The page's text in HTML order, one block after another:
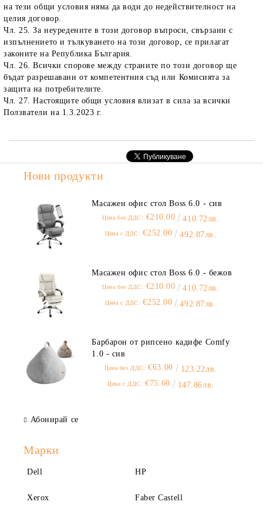
на тези общи условия няма да води до недействителност на
целия договор.
Чл. 25. За неуредените в този договор въпроси, свързани с
изпълнението и тълкуването на този договор, се прилагат
законите на Република България.
Чл. 26. Всички спорове между страните по този договор ще
бъдат разрешавани от компетентния съд или Комисията за
защита на потребителите.
Чл. 27. Настоящите общи условия влизат в сила за всички
Ползватели на 1.3.2023 г.
Нови продукти
Масажен офис стол Boss 6.0 - сив
Цена без ДДС: €210.00 410.72лв.
Цена с ДДС: €252.00 492.87лв.
Масажен офис стол Boss 6.0 - бежов
Цена без ДДС: €210.00 410.72лв.
Цена с ДДС: €252.00 492.87лв.
Барбарон от рипсено кадифе Comfy
1.0 - сив
Цена без ДДС: €63.00 123.22лв.
Цена с ДДС: €75.60 147.86лв.
Абонирай се
Марки
Dell HP
Xerox Faber Castell